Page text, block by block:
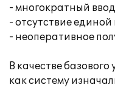
- многократный
- отсутствие
- неоперативное
В качестве
как систему